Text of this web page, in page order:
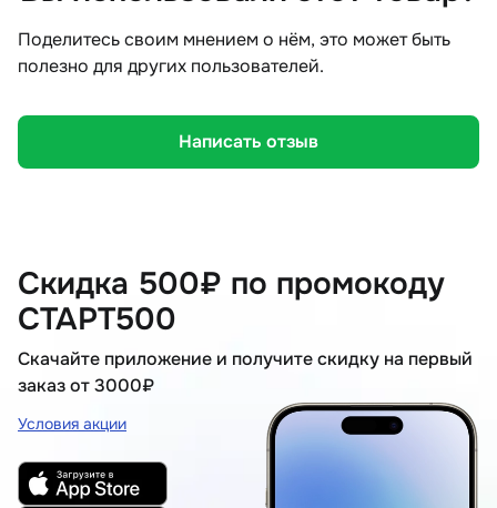
Поделитесь своим мнением о нём, это может быть
полезно для других пользователей.
Написать отзыв
Скидка 500₽ по промокоду
СТАРТ500
Скачайте приложение и получите скидку на первый
заказ от 3000₽
Условия акции